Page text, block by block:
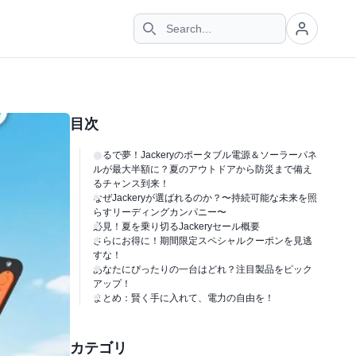
目次
まるで夢！Jackeryのポータブル電源＆ソーラーパネ
ルが最大半額に？夏のアウトドアから防災まで備え
るチャンス到来！
なぜJackeryが選ばれるのか？〜持続可能な未来を照
らすリーディングカンパニー〜
必見！夏を乗り切るJackeryセール概要
さらにお得に！期間限定スペシャルクーポンを見逃
すな！
あなたにぴったりの一台はどれ？注目製品をピック
アップ！
まとめ：賢く手に入れて、電力の自由を！
カテゴリ